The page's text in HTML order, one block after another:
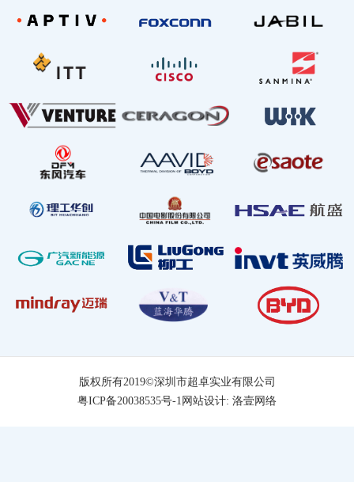
版权所有2019©深圳市超卓实业有限公司
粤ICP备20038535号-1 网站设计: 洛壹网络